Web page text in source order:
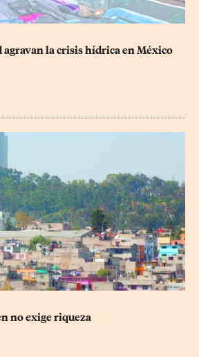
agravan la crisis hídrica en México
no exige riqueza